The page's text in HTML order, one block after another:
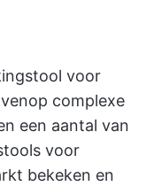
voor
complexe
een aantal van
voor
bekeken en